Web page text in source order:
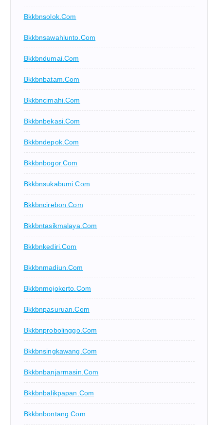
Bkkbnsolok.com
Bkkbnsawahlunto.com
Bkkbndumai.com
Bkkbnbatam.com
Bkkbncimahi.com
Bkkbnbekasi.com
Bkkbndepok.com
Bkkbnbogor.com
Bkkbnsukabumi.com
Bkkbncirebon.com
Bkkbntasikmalaya.com
Bkkbnkediri.com
Bkkbnmadiun.com
Bkkbnmojokerto.com
Bkkbnpasuruan.com
Bkkbnprobolinggo.com
Bkkbnsingkawang.com
Bkkbnbanjarmasin.com
Bkkbnbalikpapan.com
Bkkbnbontang.com